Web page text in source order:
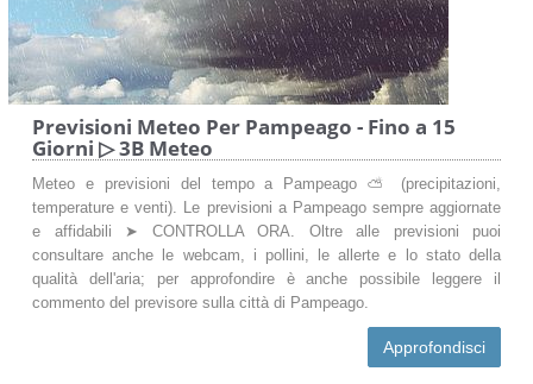
Previsioni Meteo Per Pampeago - Fino a 15
Giorni ▷ 3B Meteo
Meteo e previsioni del tempo a Pampeago ⛅ (precipitazioni,
temperature e venti). Le previsioni a Pampeago sempre aggiornate
e affidabili ➤ CONTROLLA ORA. Oltre alle previsioni puoi
consultare anche le webcam, i pollini, le allerte e lo stato della
qualità dell'aria; per approfondire è anche possibile leggere il
commento del previsore sulla città di Pampeago.
Approfondisci